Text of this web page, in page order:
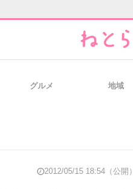
グルメ 地域
2012/05/15 18:54（公開）